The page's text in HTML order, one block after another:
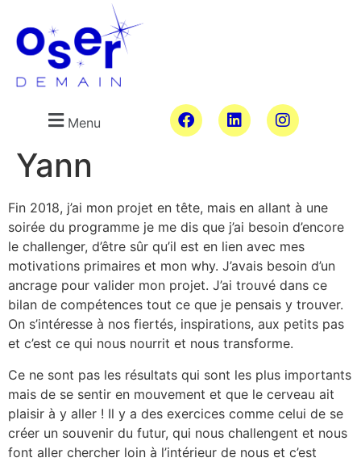
Menu
Yann
Fin 2018, j’ai mon projet en tête, mais en allant à une
soirée du programme je me dis que j’ai besoin d’encore
le challenger, d’être sûr qu’il est en lien avec mes
motivations primaires et mon why. J’avais besoin d’un
ancrage pour valider mon projet. J’ai trouvé dans ce
bilan de compétences tout ce que je pensais y trouver.
On s’intéresse à nos fiertés, inspirations, aux petits pas
et c’est ce qui nous nourrit et nous transforme.
Ce ne sont pas les résultats qui sont les plus importants
mais de se sentir en mouvement et que le cerveau ait
plaisir à y aller ! Il y a des exercices comme celui de se
créer un souvenir du futur, qui nous challengent et nous
font aller chercher loin à l’intérieur de nous et c’est